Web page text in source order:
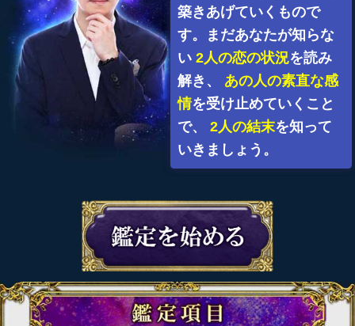
築きあげていくもので
す。まだあなたが知らな
い 2人の恋の状況を読み
解き、 あの人の素直な感
情を受け止めていくこと
で、 2人の結末を知って
いきましょう。